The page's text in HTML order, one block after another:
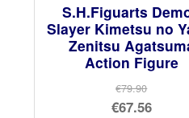
S.H.Figuarts
Slayer Kimetsu no
Zenitsu
Action Figure
€79.90
Le
€67.56